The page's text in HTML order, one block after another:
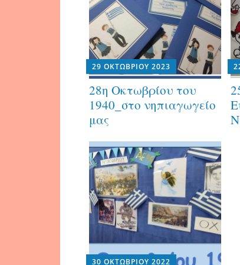
29 ΟΚΤΩΒΡΊΟΥ 2023
28η Οκτωβρίου του
1940_στο νηπιαγωγείο
μας
30 ΟΚΤΩΒΡΊΟΥ 2022